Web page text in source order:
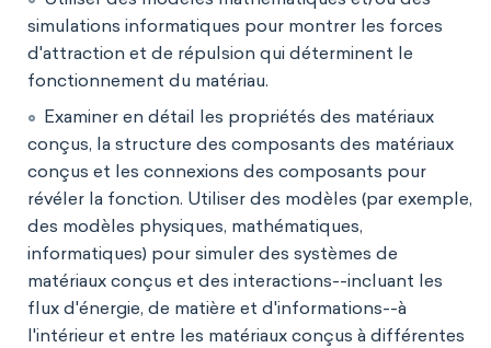
simulations informatiques pour montrer les forces
d'attraction et de répulsion qui déterminent le
fonctionnement du matériau.
Examiner en détail les propriétés des matériaux
conçus, la structure des composants des matériaux
conçus et les connexions des composants pour
révéler la fonction. Utiliser des modèles (par exemple,
des modèles physiques, mathématiques,
informatiques) pour simuler des systèmes de
matériaux conçus et des interactions--incluant les
flux d'énergie, de matière et d'informations--à
l'intérieur et entre les matériaux conçus à différentes